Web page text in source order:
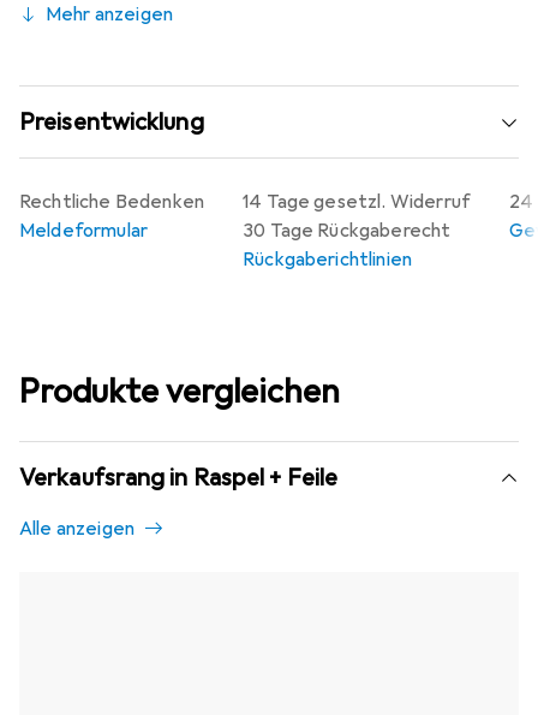
Mehr anzeigen
Preisentwicklung
14 Tage gesetzl. Widerruf
30 Tage Rückgaberecht
Rückgaberichtlinien
24
Rechtliche Bedenken
Meldeformular
Produkte vergleichen
Verkaufsrang in Raspel + Feile
Alle anzeigen